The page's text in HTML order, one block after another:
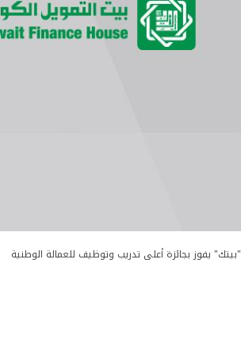
"بيتك" يفوز بجائزة أعلى تدريب وتوظيف للعمالة الوطنية